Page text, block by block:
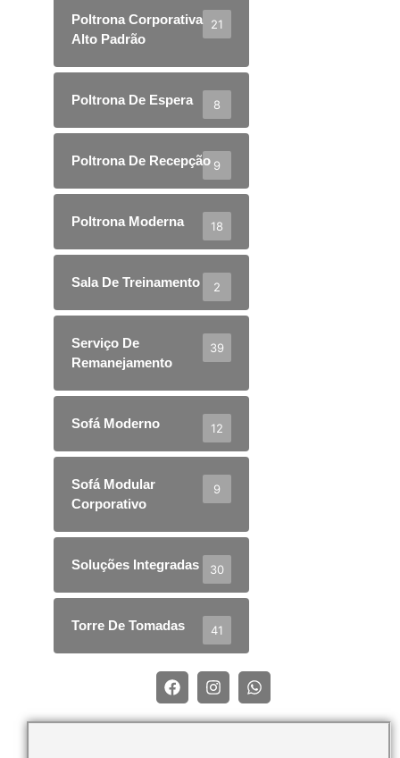
Poltrona Corporativa
Alto Padrão
21
Poltrona De Espera 8
Poltrona De Recepção 9
Poltrona Moderna 18
Sala De Treinamento 2
Serviço De
Remanejamento
39
Sofá Moderno 12
Sofá Modular
Corporativo
9
Soluções Integradas 30
Torre De Tomadas 41